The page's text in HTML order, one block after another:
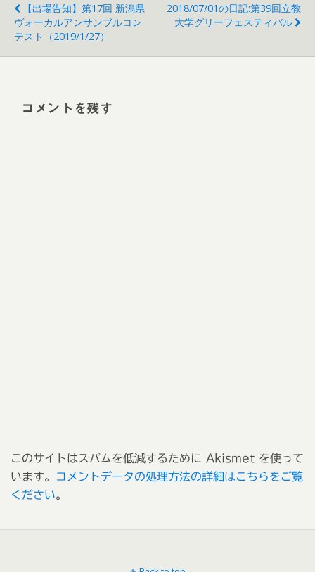
【出場告知】第17回 新潟県
ヴォーカルアンサンブルコン
テスト（2019/1/27）
2018/07/01の日記:第39回立教
大学グリーフェスティバル
コメントを残す
このサイトはスパムを低減するために Akismet を使って
います。
コメントデータの処理方法の詳細はこちらをご覧
ください。